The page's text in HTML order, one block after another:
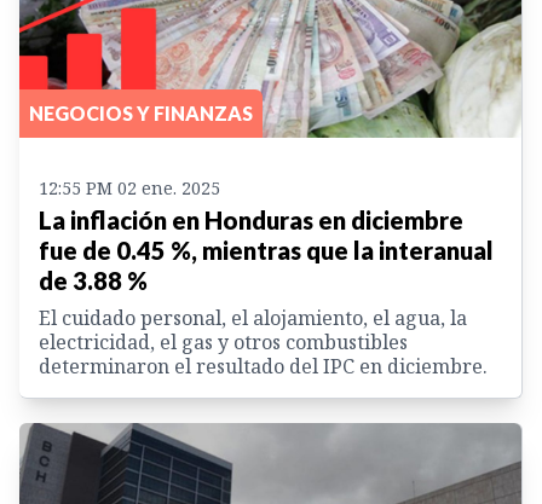
NEGOCIOS Y FINANZAS
12:55 PM 02 ene. 2025
La inflación en Honduras en diciembre
fue de 0.45 %, mientras que la interanual
de 3.88 %
El cuidado personal, el alojamiento, el agua, la
electricidad, el gas y otros combustibles
determinaron el resultado del IPC en diciembre.